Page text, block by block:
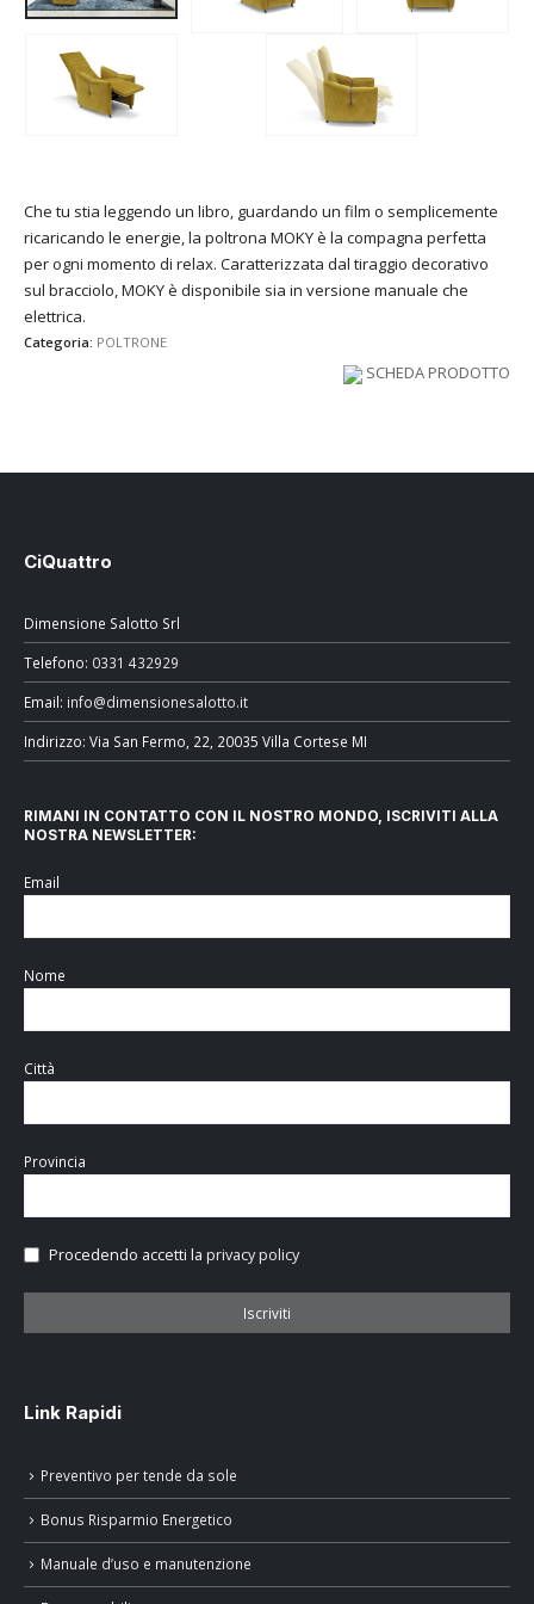
Che tu stia leggendo un libro, guardando un film o semplicemente
ricaricando le energie, la poltrona MOKY è la compagna perfetta
per ogni momento di relax. Caratterizzata dal tiraggio decorativo
sul bracciolo, MOKY è disponibile sia in versione manuale che
elettrica.
Categoria: POLTRONE
SCHEDA PRODOTTO
CiQuattro
Dimensione Salotto Srl
Telefono: 0331 432929
Email: info@dimensionesalotto.it
Indirizzo: Via San Fermo, 22, 20035 Villa Cortese MI
RIMANI IN CONTATTO CON IL NOSTRO MONDO, ISCRIVITI ALLA
NOSTRA NEWSLETTER:
Email
Nome
Città
Provincia
Procedendo accetti la privacy policy
Link Rapidi
Preventivo per tende da sole
Bonus Risparmio Energetico
Manuale d’uso e manutenzione